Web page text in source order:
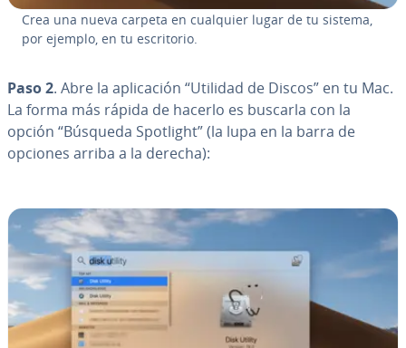
Crea una nueva carpeta en cualquier lugar de tu sistema,
por ejemplo, en tu es­cri­to­rio.
Paso 2. Abre la apli­ca­ción “Utilidad de Discos” en tu Mac.
La forma más rápida de hacerlo es buscarla con la
opción “Búsqueda Spotlight” (la lupa en la barra de
opciones arriba a la derecha):